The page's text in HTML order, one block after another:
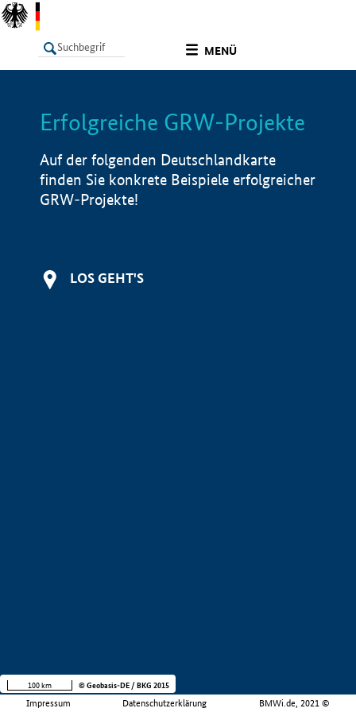
MENÜ
LISTE Info
Erfolgreiche GRW-Projekte
Auf der folgenden Deutschlandkarte
finden Sie konkrete Beispiele erfolgreicher
GRW-Projekte!
LOS GEHT'S
Impressum Datenschutzerklärung BMWi.de, 2021 ©
100 km © Geobasis-DE / BKG 2015